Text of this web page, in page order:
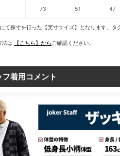
73 51 47
て採寸を行った【実寸サイズ】となります。
法は
【こちら】からご確認ください。
フ着用コメント